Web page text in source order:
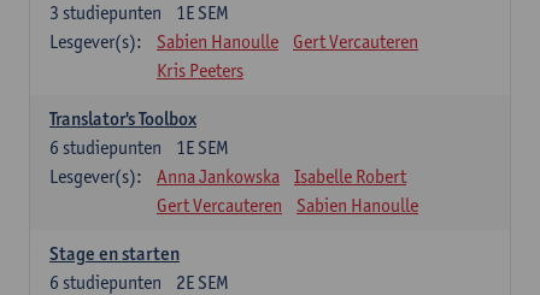
1E SEM
3 studiepunten
Lesgever(s):
Sabien Hanoulle
Gert Vercauteren
Kris Peeters
Translator's Toolbox
1E SEM
6 studiepunten
Lesgever(s):
Anna Jankowska
Isabelle Robert
Gert Vercauteren
Sabien Hanoulle
Stage en starten
2E SEM
6 studiepunten